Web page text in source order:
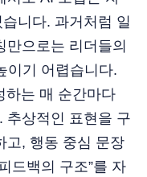
니다. 과거처럼 일
만으로는 리더들의
이기 어렵습니다.
하는 매 순간마다
추상적인 표현을 구
고, 행동 중심 문장
드백의 구조”를 자